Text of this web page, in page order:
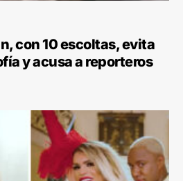
con 10 escoltas, evita
y acusa a reporteros